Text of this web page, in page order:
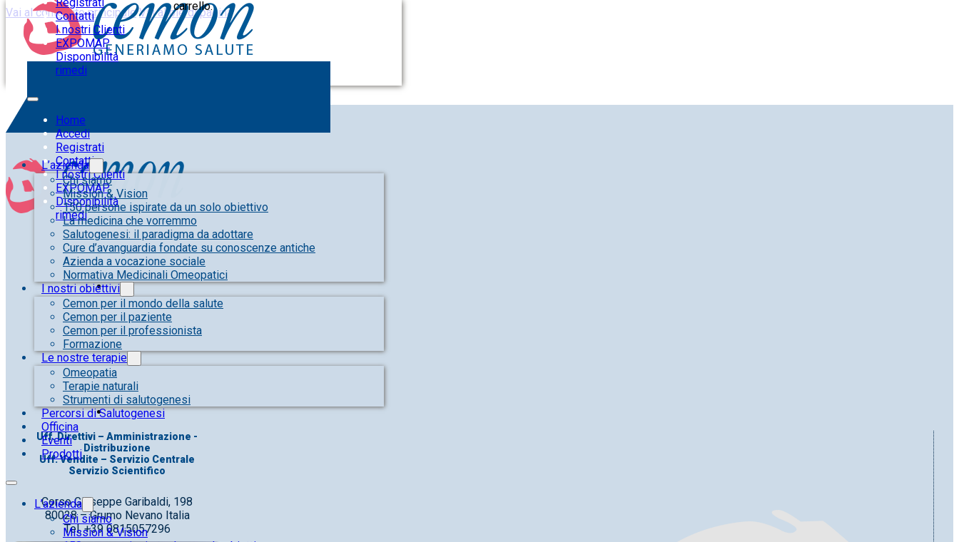
Vai al contenuto principale Vai al piè di pagina
Contatti
I nostri Clienti
EXPOMAP
Disponibilità
rimedi
Home
Accedi
Registrati
Contatti
I nostri Clienti
EXPOMAP
Disponibilità
rimedi
carrello.
L’azienda
Chi siamo
Mission & Vision
150 persone ispirate da un solo obiettivo
La medicina che vorremmo
Salutogenesi: il paradigma da adottare
Cure d’avanguardia fondate su conoscenze antiche
Azienda a vocazione sociale
Normativa Medicinali Omeopatici
I nostri obiettivi
Cemon per il mondo della salute
Cemon per il paziente
Cemon per il professionista
Formazione
Le nostre terapie
Omeopatia
Terapie naturali
Strumenti di salutogenesi
Percorsi di Salutogenesi
Officina
Eventi
Prodotti
L’azienda
Chi siamo
Mission & Vision
Uff. Direttivi – Amministrazione -
Distribuzione
Uff. Vendite – Servizio Centrale
Servizio Scientifico
Corso Giuseppe Garibaldi, 198
80028 – Grumo Nevano Italia
Tel. +39 0815057296